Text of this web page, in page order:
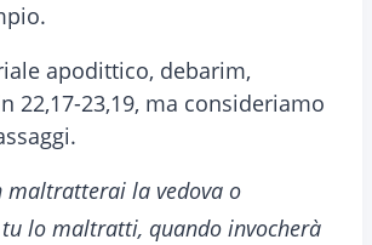
apodittico, debarim,
22,17-23,19, ma consideriamo
maltratterai la vedova o
tu lo maltratti, quando invocherà